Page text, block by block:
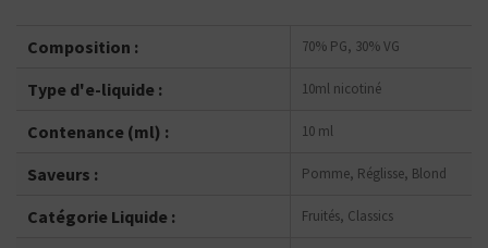
Composition : 70% PG, 30% VG
Type d'e-liquide : 10ml nicotiné
Contenance (ml) : 10 ml
Saveurs : Pomme, Réglisse, Blond
Catégorie Liquide : Fruités, Classics